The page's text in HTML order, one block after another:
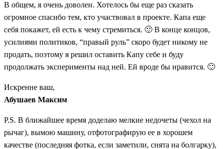
В общем, я очень доволен. Хотелось бы еще раз сказать
огромное спасибо тем, кто участвовал в проекте. Капа еще
себя покажет, ей есть к чему стремиться. 🙂 В конце концов,
усилиями политиков, “правый руль” скоро будет никому не
продать, поэтому я решил оставить Капу себе и буду
продолжать эксперименты над ней. Ей вроде бы нравится. 🙂
Искренне ваш,
Абушаев Максим
P.S. В ближайшее время доделаю мелкие недочеты (чехол на
рычаг), вымою машину, отфотографирую ее в хорошем
качестве (последняя фотка, если заметили, снята на болгарку),